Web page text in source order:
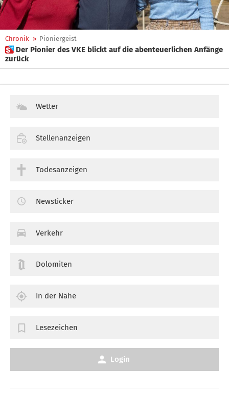
Chronik » Pioniergeist
 Der Pionier des VKE blickt auf die abenteuerlichen Anfänge
zurück
Wetter
Stellenanzeigen
Todesanzeigen
Newsticker
Verkehr
Dolomiten
In der Nähe
Lesezeichen
Login